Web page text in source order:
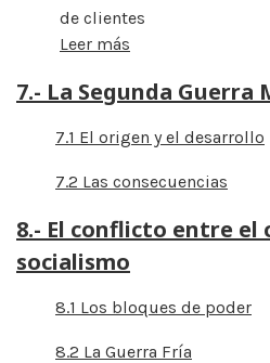
de clientes
Leer más
7.- La Segunda Guerra
7.1 El origen y el desarrollo
7.2 Las consecuencias
8.- El conflicto entre el
socialismo
8.1 Los bloques de poder
8.2 La Guerra Fría